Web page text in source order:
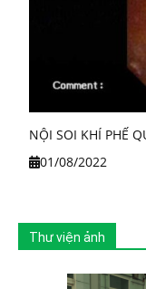
NỘI SOI KHÍ PHẾ
01/08/2022
Thư viện ảnh